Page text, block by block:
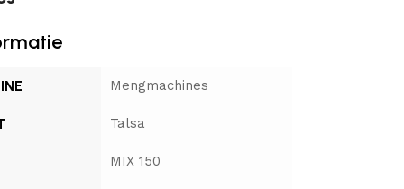
Mengmachines
Talsa
MIX 150